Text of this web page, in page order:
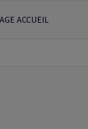
ACCUEIL